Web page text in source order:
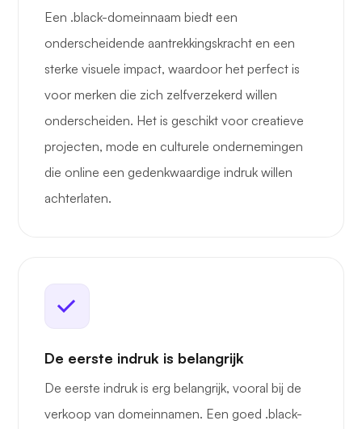
Een .black-domeinnaam biedt een
onderscheidende aantrekkingskracht en een
sterke visuele impact, waardoor het perfect is
voor merken die zich zelfverzekerd willen
onderscheiden. Het is geschikt voor creatieve
projecten, mode en culturele ondernemingen
die online een gedenkwaardige indruk willen
achterlaten.
De eerste indruk is belangrijk
De eerste indruk is erg belangrijk, vooral bij de
verkoop van domeinnamen. Een goed .black-